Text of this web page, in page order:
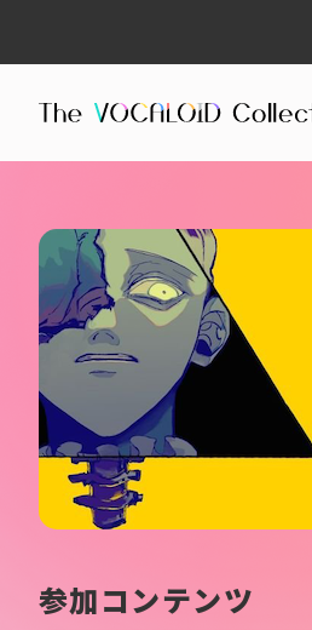
参加コンテンツ